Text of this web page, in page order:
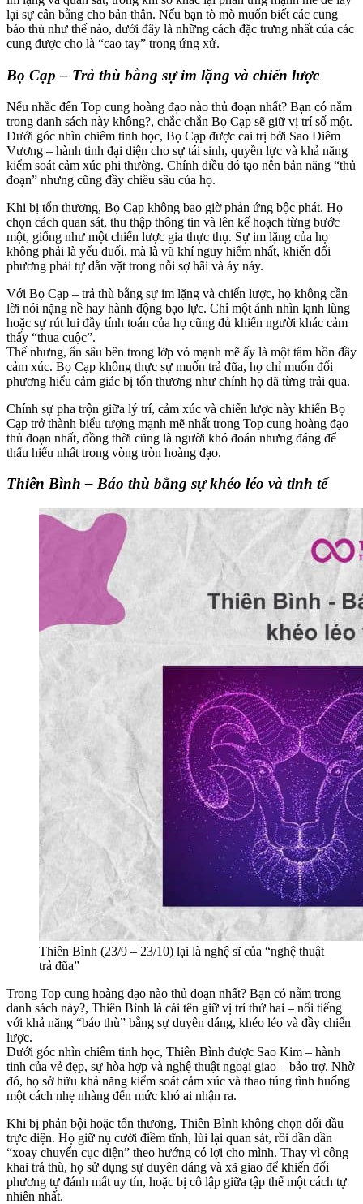
lại sự cân bằng cho bản thân. Nếu bạn tò mò muốn biết các cung
báo thù như thế nào, dưới đây là những cách đặc trưng nhất của các
cung được cho là “cao tay” trong ứng xử.
Bọ Cạp – Trả thù bằng sự im lặng và chiến lược
Nếu nhắc đến Top cung hoàng đạo nào thủ đoạn nhất? Bạn có nằm
trong danh sách này không?, chắc chắn Bọ Cạp sẽ giữ vị trí số một.
Dưới góc nhìn chiêm tinh học, Bọ Cạp được cai trị bởi Sao Diêm
Vương – hành tinh đại diện cho sự tái sinh, quyền lực và khả năng
kiểm soát cảm xúc phi thường. Chính điều đó tạo nên bản năng “thủ
đoạn” nhưng cũng đầy chiều sâu của họ.
Khi bị tổn thương, Bọ Cạp không bao giờ phản ứng bộc phát. Họ
chọn cách quan sát, thu thập thông tin và lên kế hoạch từng bước
một, giống như một chiến lược gia thực thụ. Sự im lặng của họ
không phải là yếu đuối, mà là vũ khí nguy hiểm nhất, khiến đối
phương phải tự dằn vặt trong nỗi sợ hãi và áy náy.
Với Bọ Cạp – trả thù bằng sự im lặng và chiến lược, họ không cần
lời nói nặng nề hay hành động bạo lực. Chỉ một ánh nhìn lạnh lùng
hoặc sự rút lui đầy tính toán của họ cũng đủ khiến người khác cảm
thấy “thua cuộc”.
Thế nhưng, ẩn sâu bên trong lớp vỏ mạnh mẽ ấy là một tâm hồn đầy
cảm xúc. Bọ Cạp không thực sự muốn trả đũa, họ chỉ muốn đối
phương hiểu cảm giác bị tổn thương như chính họ đã từng trải qua.
Chính sự pha trộn giữa lý trí, cảm xúc và chiến lược này khiến Bọ
Cạp trở thành biểu tượng mạnh mẽ nhất trong Top cung hoàng đạo
thủ đoạn nhất, đồng thời cũng là người khó đoán nhưng đáng để
thấu hiểu nhất trong vòng tròn hoàng đạo.
Thiên Bình – Báo thù bằng sự khéo léo và tinh tế
Thiên Bình (23/9 – 23/10) lại là nghệ sĩ của “nghệ thuật
trả đũa”
Trong Top cung hoàng đạo nào thủ đoạn nhất? Bạn có nằm trong
danh sách này?, Thiên Bình là cái tên giữ vị trí thứ hai – nổi tiếng
với khả năng “báo thù” bằng sự duyên dáng, khéo léo và đầy chiến
lược.
Dưới góc nhìn chiêm tinh học, Thiên Bình được Sao Kim – hành
tinh của vẻ đẹp, sự hòa hợp và nghệ thuật ngoại giao – bảo trợ. Nhờ
đó, họ sở hữu khả năng kiểm soát cảm xúc và thao túng tình huống
một cách nhẹ nhàng đến mức khó ai nhận ra.
Khi bị phản bội hoặc tổn thương, Thiên Bình không chọn đối đầu
trực diện. Họ giữ nụ cười điềm tĩnh, lùi lại quan sát, rồi dần dần
“xoay chuyển cục diện” theo hướng có lợi cho mình. Thay vì công
khai trả thù, họ sử dụng sự duyên dáng và xã giao để khiến đối
phương tự đánh mất uy tín, hoặc bị cô lập giữa tập thể một cách tự
nhiên nhất.